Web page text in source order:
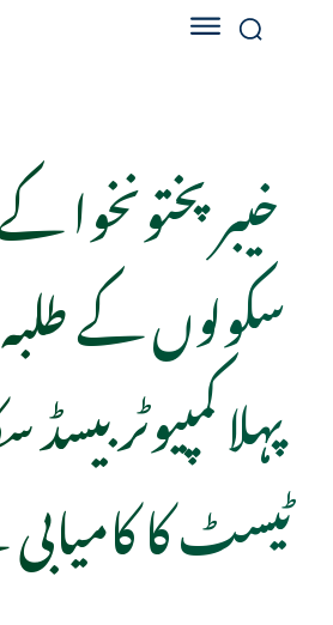
خیبر پختونخوا
سکولوں کے
پہلا کمپیوٹر
ٹیسٹ کا